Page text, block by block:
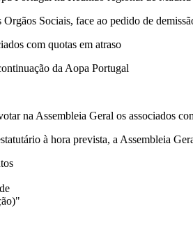
Orgãos Sociais, face ao pedido de
com quotas em atraso
da Aopa Portugal
na Assembleia Geral os associados
à hora prevista, a Assembleia